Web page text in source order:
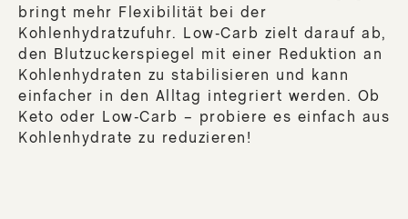
bringt mehr Flexibilität bei der
Kohlenhydratzufuhr. Low-Carb zielt darauf ab,
den Blutzuckerspiegel mit einer Reduktion an
Kohlenhydraten zu stabilisieren und kann
einfacher in den Alltag integriert werden. Ob
Keto oder Low-Carb – probiere es einfach aus
Kohlenhydrate zu reduzieren!